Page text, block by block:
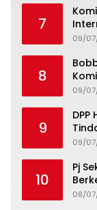
7
09/
8
09/
9
DPP
09/
10
Pj
08/